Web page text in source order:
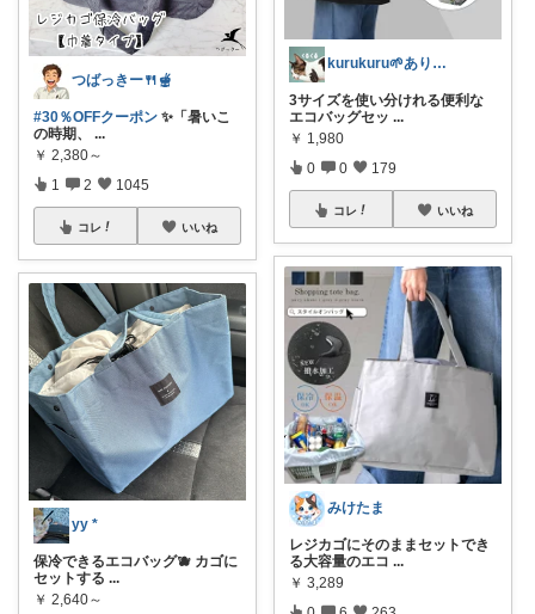
つばっきー🍴🫕
#30％OFFクーポン ✨「暑いこ
の時期、
...
￥ 2,380～
1 2 1045
コレ いいね
yy *
保冷できるエコバッグ🫐 カゴに
セットする ...
￥ 2,640～
kurukuru🌱ありがとうございます
3サイズを使い分けれる便利な
エコバッグセッ ...
￥ 1,980
0 0 179
コレ いいね
みけたま
レジカゴにそのままセットでき
る大容量のエコ ...
￥ 3,289